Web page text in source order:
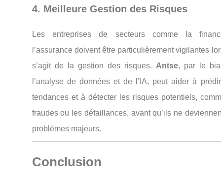
4. Meilleure Gestion des Risques
Les entreprises de secteurs comme la
l’assurance doivent être particulièrement vigilantes
s’agit de la gestion des risques. Antse, par le
l’analyse de données et de l’IA, peut aider à
tendances et à détecter les risques potentiels,
fraudes ou les défaillances, avant qu’ils ne
problèmes majeurs.
Conclusion